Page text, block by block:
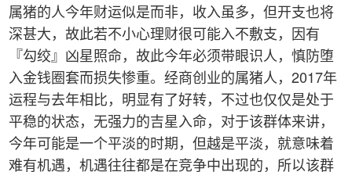
属猪的人今年财运似是而非，收入虽多，但开支也将
深甚大，故此若不小心理财很可能入不敷支，因有
『勾绞』凶星照命，故此今年必须带眼识人，慎防堕
入金钱圈套而损失惨重。经商创业的属猪人，2017年
运程与去年相比，明显有了好转，不过也仅仅是处于
平稳的状态，无强力的吉星入命，对于该群体来讲，
今年可能是一个平淡的时期，但越是平淡，就意味着
难有机遇，机遇往往都是在竞争中出现的，所以该群